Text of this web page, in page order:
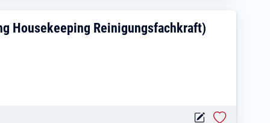
(Zimmerreinigung Housekeeping
Housekeeping Reinigungsfachkraft)